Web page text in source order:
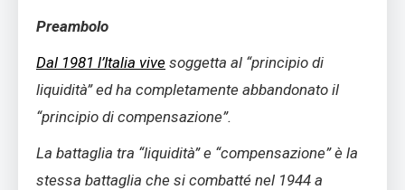
Preambolo
Dal 1981 l’Italia vive soggetta al “principio di
liquidità” ed ha completamente abbandonato il
“principio di compensazione”.
La battaglia tra “liquidità” e “compensazione” è la
stessa battaglia che si combatté nel 1944 a